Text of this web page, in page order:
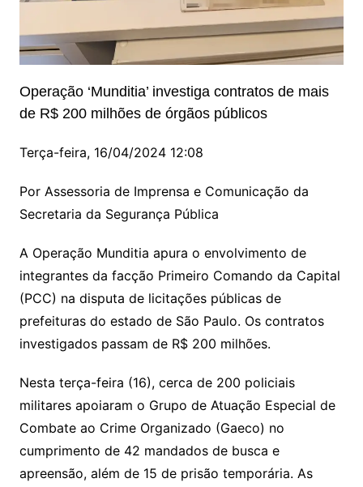
Operação ‘Munditia’ investiga contratos de mais
de R$ 200 milhões de órgãos públicos
Terça-feira, 16/04/2024 12:08
Por Assessoria de Imprensa e Comunicação da
Secretaria da Segurança Pública
A Operação Munditia apura o envolvimento de
integrantes da facção Primeiro Comando da Capital
(PCC) na disputa de licitações públicas de
prefeituras do estado de São Paulo. Os contratos
investigados passam de R$ 200 milhões.
Nesta terça-feira (16), cerca de 200 policiais
militares apoiaram o Grupo de Atuação Especial de
Combate ao Crime Organizado (Gaeco) no
cumprimento de 42 mandados de busca e
apreensão, além de 15 de prisão temporária. As